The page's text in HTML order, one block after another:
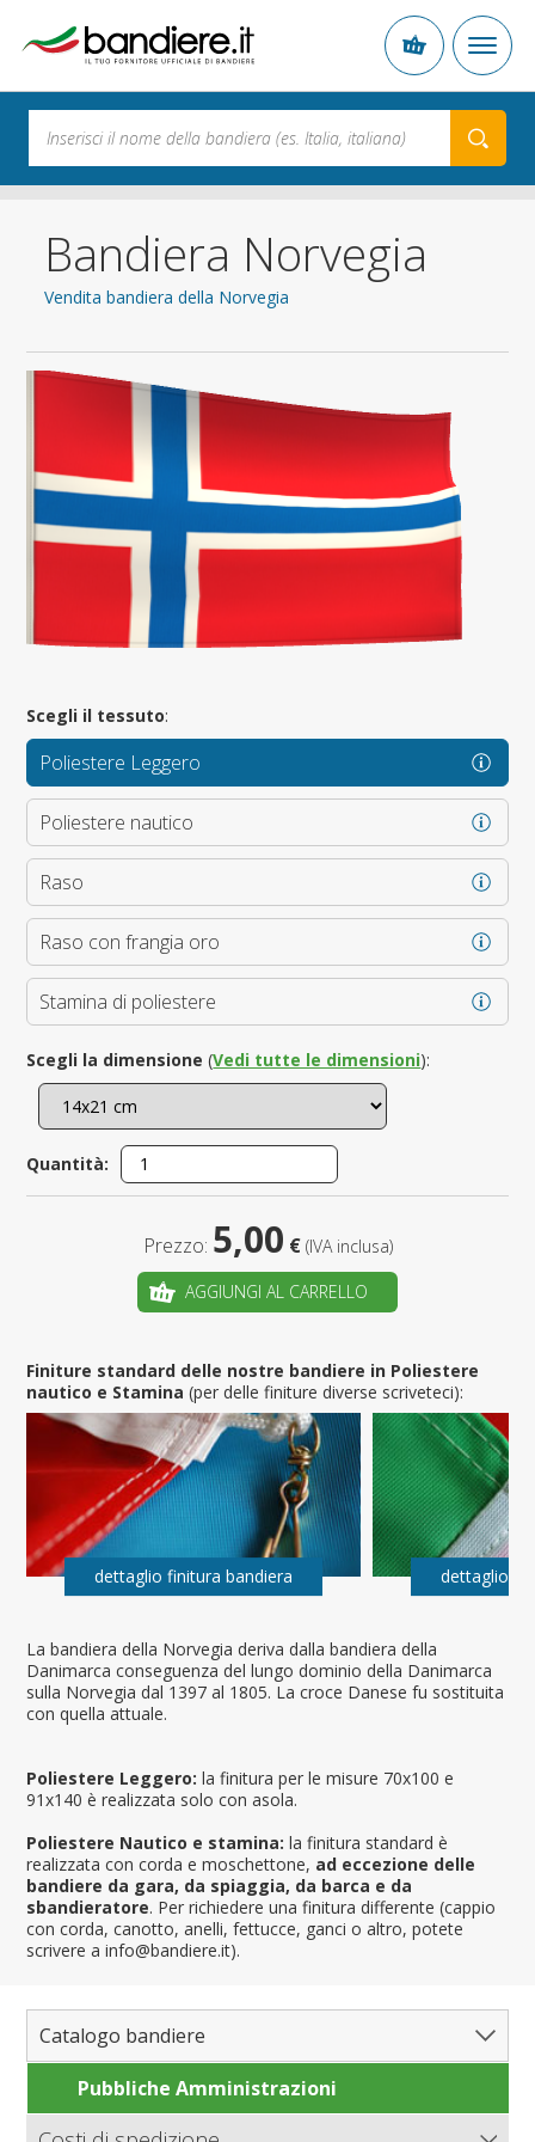
Bandiera Norvegia
Vendita bandiera della Norvegia
La bandiera della Norvegia deriva dalla bandiera della
Danimarca conseguenza del lungo dominio della Danimarca
sulla Norvegia dal 1397 al 1805. La croce Danese fu sostituita
con quella attuale.
Poliestere Leggero: la finitura per le misure 70x100 e
91x140 è realizzata solo con asola.
Poliestere Nautico e stamina: la finitura standard è
realizzata con corda e moschettone, ad eccezione delle
bandiere da gara, da spiaggia, da barca e da
sbandieratore. Per richiedere una finitura differente (cappio
con corda, canotto, anelli, fettucce, ganci o altro, potete
scrivere a info@bandiere.it).
Scegli il tessuto:
Poliestere Leggero
Poliestere nautico
Raso
Raso con frangia oro
Stamina di poliestere
Scegli la dimensione (Vedi tutte le dimensioni):
Quantità:
Prezzo: 5,00 € (IVA inclusa)
AGGIUNGI AL CARRELLO
Finiture standard delle nostre bandiere in Poliestere
nautico e Stamina(per delle finiture diverse scriveteci):
dettaglio finitura bandiera dettaglio
Catalogo bandiere
Bandiere del Mondo
Pubbliche Amministrazioni